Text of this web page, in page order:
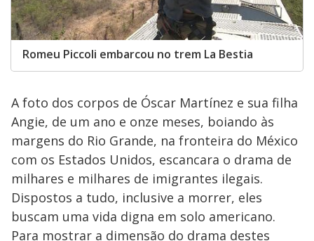
Romeu Piccoli embarcou no trem La Bestia
A foto dos corpos de Óscar Martínez e sua filha
Angie, de um ano e onze meses, boiando às
margens do Rio Grande, na fronteira do México
com os Estados Unidos, escancara o drama de
milhares e milhares de imigrantes ilegais.
Dispostos a tudo, inclusive a morrer, eles
buscam uma vida digna em solo americano.
Para mostrar a dimensão do drama destes